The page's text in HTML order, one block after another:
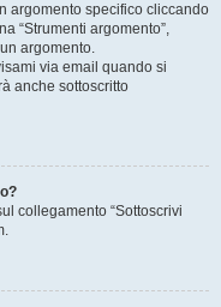
argomento specifico cliccando
“Strumenti argomento”,
argomento.
via email quando si
anche sottoscritto
collegamento “Sottoscrivi